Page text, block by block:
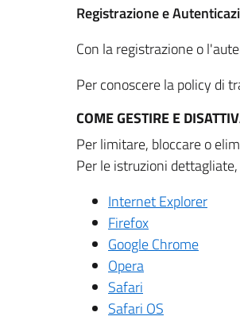
Registrazione e
Con la registrazione o
Per conoscere la policy di
COME GESTIRE E
Per limitare, bloccare o
Per le istruzioni
Internet Explorer
Firefox
Google Chrome
Opera
Safari
Safari OS